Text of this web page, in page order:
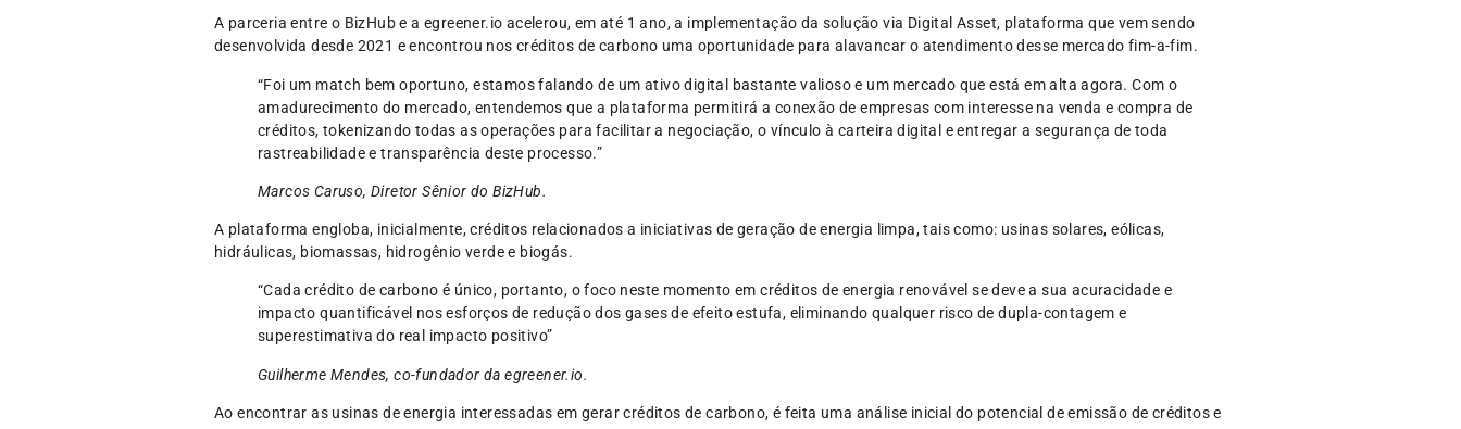
A parceria entre o BizHub e a egreener.io acelerou, em até 1 ano, a implementação da solução via Digital Asset, plataforma que vem sendo
desenvolvida desde 2021 e encontrou nos créditos de carbono uma oportunidade para alavancar o atendimento desse mercado fim-a-fim.
“Foi um match bem oportuno, estamos falando de um ativo digital bastante valioso e um mercado que está em alta agora. Com o
amadurecimento do mercado, entendemos que a plataforma permitirá a conexão de empresas com interesse na venda e compra de
créditos, tokenizando todas as operações para facilitar a negociação, o vínculo à carteira digital e entregar a segurança de toda
rastreabilidade e transparência deste processo.”
Marcos Caruso, Diretor Sênior do BizHub.
A plataforma engloba, inicialmente, créditos relacionados a iniciativas de geração de energia limpa, tais como: usinas solares, eólicas,
hidráulicas, biomassas, hidrogênio verde e biogás.
“Cada crédito de carbono é único, portanto, o foco neste momento em créditos de energia renovável se deve a sua acuracidade e
impacto quantificável nos esforços de redução dos gases de efeito estufa, eliminando qualquer risco de dupla-contagem e
superestimativa do real impacto positivo”
Guilherme Mendes, co-fundador da egreener.io.
Ao encontrar as usinas de energia interessadas em gerar créditos de carbono, é feita uma análise inicial do potencial de emissão de créditos e